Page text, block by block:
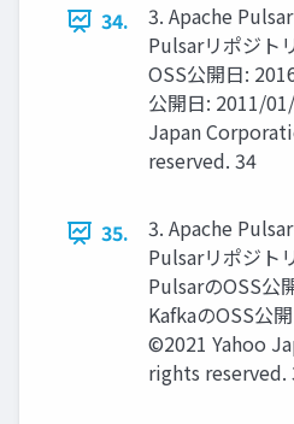
34.
3. Apache
Pulsarリポジト
OSS公開⽇:
公開⽇: 2011/
Japan
reserved. 34
35.
3. Apache
Pulsarリポジ
PulsarのOSS公
KafkaのOSS公
©2021 Yahoo
rights reserved.